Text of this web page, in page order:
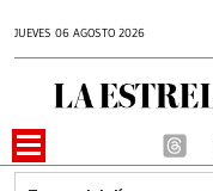
JUEVES 06 AGOSTO 2026